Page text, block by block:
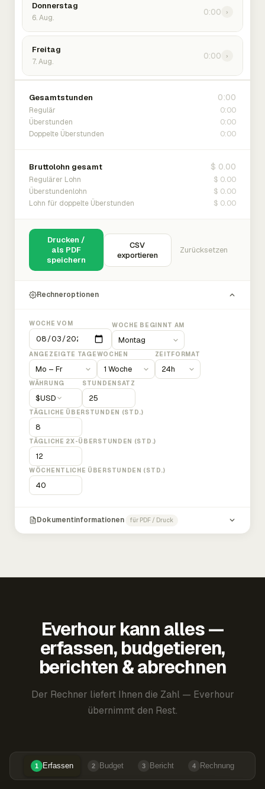
Donnerstag
6. Aug.
0:00 ›
Freitag
7. Aug.
0:00 ›
Gesamtstunden 0:00
Regulär 0:00
Überstunden 0:00
Doppelte Überstunden 0:00
Bruttolohn gesamt $ 0.00
Regulärer Lohn $ 0.00
Überstundenlohn $ 0.00
Lohn für doppelte Überstunden $ 0.00
Drucken /
als PDF
speichern
CSV
exportieren
Zurücksetzen
Rechneroptionen
WOCHE VOM WOCHE BEGINNT AM
ANGEZEIGTE TAGEWOCHEN ZEITFORMAT
WÄHRUNG
$USD
STUNDENSATZ
TÄGLICHE ÜBERSTUNDEN (STD.)
TÄGLICHE 2X-ÜBERSTUNDEN (STD.)
WÖCHENTLICHE ÜBERSTUNDEN (STD.)
Dokumentinformationen für PDF / Druck
Everhour kann alles —
erfassen, budgetieren,
berichten & abrechnen
Der Rechner liefert Ihnen die Zahl — Everhour
übernimmt den Rest.
1 Erfassen 2 Budget 3 Bericht 4 Rechnung